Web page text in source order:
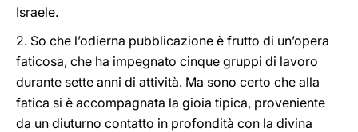
Israele.
2. So che l’odierna pubblicazione è frutto di un’opera
faticosa, che ha impegnato cinque gruppi di lavoro
durante sette anni di attività. Ma sono certo che alla
fatica si è accompagnata la gioia tipica, proveniente
da un diuturno contatto in profondità con la divina